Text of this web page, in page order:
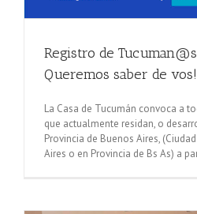
Registro de
Queremos saber de vos!
La Casa de Tucumán convoca a
que actualmente residan, o
Provincia de Buenos Aires,
Aires o en Provincia de Bs As) a